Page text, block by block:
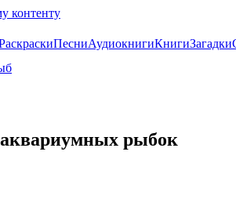
контенту
ПесниАудиокнигиКнигиЗагадки
рыбок